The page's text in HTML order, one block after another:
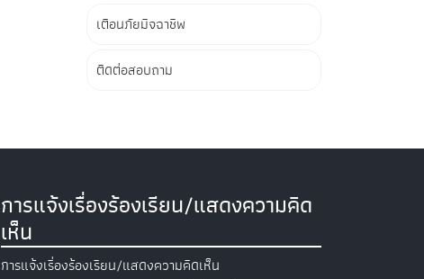
เตือนภัยมิจฉาชีพ
ติดต่อสอบถาม
การแจ้งเรื่องร้องเรียน/แสดงความคิด
เห็น
การแจ้งเรื่องร้องเรียน/แสดงความคิดเห็น